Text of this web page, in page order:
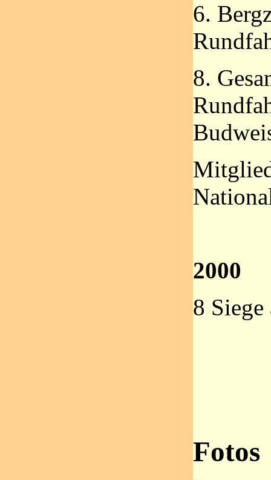
6.
8.
2000
8
Fotos